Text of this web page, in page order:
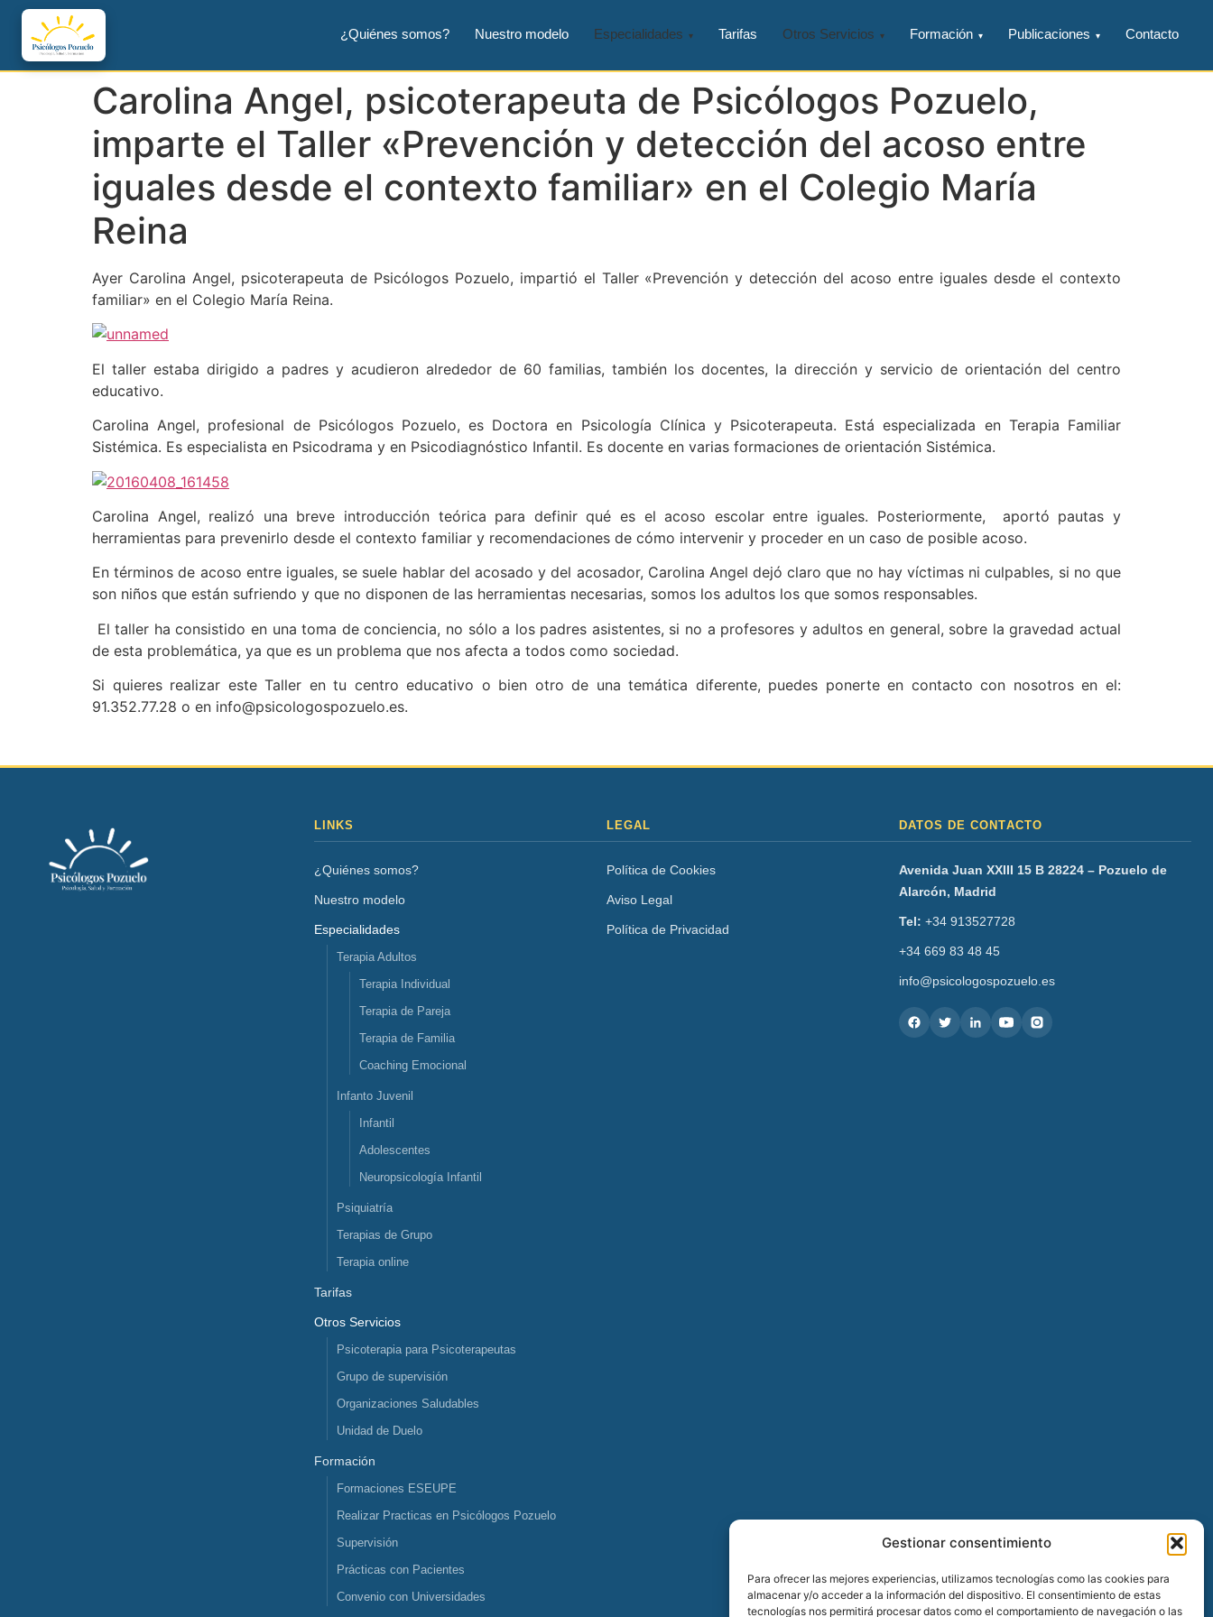
Gestionar consentimiento
Para ofrecer las mejores experiencias, utilizamos tecnologías como las cookies para
almacenar y/o acceder a la información del dispositivo. El consentimiento de estas
tecnologías nos permitirá procesar datos como el comportamiento de navegación o las
¿Quiénes somos? Nuestro modelo Especialidades Tarifas Otros Servicios Formación Publicaciones Contacto
Carolina Angel, psicoterapeuta de Psicólogos Pozuelo,
imparte el Taller «Prevención y detección del acoso entre
iguales desde el contexto familiar» en el Colegio María
Reina
Ayer Carolina Angel, psicoterapeuta de Psicólogos Pozuelo, impartió el Taller «Prevención y detección del acoso entre iguales desde el contexto
familiar» en el Colegio María Reina.
El taller estaba dirigido a padres y acudieron alrededor de 60 familias, también los docentes, la dirección y servicio de orientación del centro
educativo.
Carolina Angel, profesional de Psicólogos Pozuelo, es Doctora en Psicología Clínica y Psicoterapeuta. Está especializada en Terapia Familiar
Sistémica. Es especialista en Psicodrama y en Psicodiagnóstico Infantil. Es docente en varias formaciones de orientación Sistémica.
Carolina Angel, realizó una breve introducción teórica para definir qué es el acoso escolar entre iguales. Posteriormente, aportó pautas y
herramientas para prevenirlo desde el contexto familiar y recomendaciones de cómo intervenir y proceder en un caso de posible acoso.
En términos de acoso entre iguales, se suele hablar del acosado y del acosador, Carolina Angel dejó claro que no hay víctimas ni culpables, si no que
son niños que están sufriendo y que no disponen de las herramientas necesarias, somos los adultos los que somos responsables.
El taller ha consistido en una toma de conciencia, no sólo a los padres asistentes, si no a profesores y adultos en general, sobre la gravedad actual
de esta problemática, ya que es un problema que nos afecta a todos como sociedad.
Si quieres realizar este Taller en tu centro educativo o bien otro de una temática diferente, puedes ponerte en contacto con nosotros en el:
91.352.77.28 o en info@psicologospozuelo.es.
LINKS
¿Quiénes somos?
Nuestro modelo
Especialidades
Terapia Adultos
Terapia Individual
Terapia de Pareja
Terapia de Familia
Coaching Emocional
Infanto Juvenil
Infantil
Adolescentes
Neuropsicología Infantil
Psiquiatría
Terapias de Grupo
Terapia online
Tarifas
Otros Servicios
Psicoterapia para Psicoterapeutas
Grupo de supervisión
Organizaciones Saludables
Unidad de Duelo
Formación
Formaciones ESEUPE
Realizar Practicas en Psicólogos Pozuelo
Supervisión
Prácticas con Pacientes
Convenio con Universidades
LEGAL
Política de Cookies
Aviso Legal
Política de Privacidad
DATOS DE CONTACTO
Avenida Juan XXIII 15 B 28224 – Pozuelo de
Alarcón, Madrid
Tel: +34 913527728
+34 669 83 48 45
info@psicologospozuelo.es